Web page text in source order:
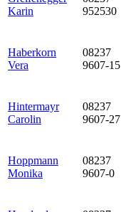
Karin
952530
Haberkorn
Vera
08237
9607-15
Hintermayr
Carolin
08237
9607-27
Hoppmann
Monika
08237
9607-0